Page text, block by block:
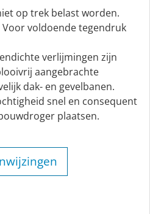
op trek belast worden.
voldoende tegendruk
verlijmingen zijn
aangebrachte
dak- en gevelbanen.
snel en consequent
plaatsen.